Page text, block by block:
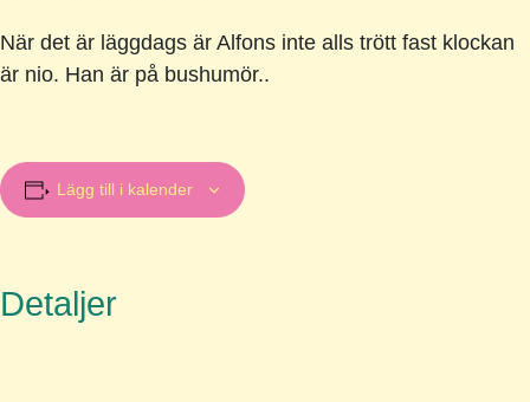
När det är läggdags är Alfons inte alls trött fast klockan
är nio. Han är på bushumör..
Lägg till i kalender
Detaljer